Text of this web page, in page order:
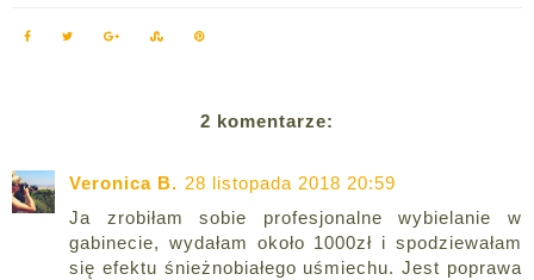
2 komentarze:
Veronica B. 28 listopada 2018 20:59
Ja zrobiłam sobie profesjonalne wybielanie w
gabinecie, wydałam około 1000zł i spodziewałam
się efektu śnieżnobiałego uśmiechu. Jest poprawa